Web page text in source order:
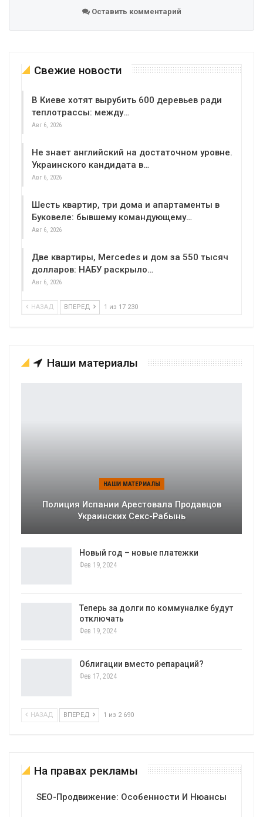
Оставить комментарий
Свежие новости
В Киеве хотят вырубить 600 деревьев ради
теплотрассы: между…
Авг 6, 2026
Не знает английский на достаточном уровне.
Украинского кандидата в…
Авг 6, 2026
Шесть квартир, три дома и апартаменты в
Буковеле: бывшему командующему…
Авг 6, 2026
Две квартиры, Mercedes и дом за 550 тысяч
долларов: НАБУ раскрыло…
Авг 6, 2026
НАЗАД ВПЕРЕД 1 из 17 230
Наши материалы
НАШИ МАТЕРИАЛЫ
Полиция Испании Арестовала Продавцов
Украинских Секс-Рабынь
Новый год – новые платежки
Фев 19, 2024
Теперь за долги по коммуналке будут
отключать
Фев 19, 2024
Облигации вместо репараций?
Фев 17, 2024
НАЗАД ВПЕРЕД 1 из 2 690
На правах рекламы
SEO-Продвижение: Особенности И Нюансы